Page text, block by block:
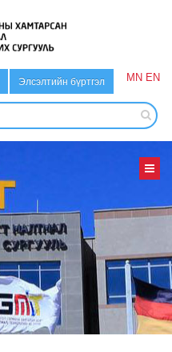
Элсэлтийн бүртгэл MN EN